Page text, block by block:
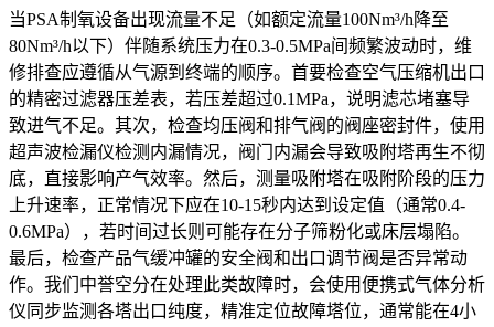
当PSA制氧设备出现流量不足（如额定流量100Nm³/h降至
80Nm³/h以下）伴随系统压力在0.3-0.5MPa间频繁波动时，维
修排查应遵循从气源到终端的顺序。首要检查空气压缩机出口
的精密过滤器压差表，若压差超过0.1MPa，说明滤芯堵塞导
致进气不足。其次，检查均压阀和排气阀的阀座密封件，使用
超声波检漏仪检测内漏情况，阀门内漏会导致吸附塔再生不彻
底，直接影响产气效率。然后，测量吸附塔在吸附阶段的压力
上升速率，正常情况下应在10-15秒内达到设定值（通常0.4-
0.6MPa），若时间过长则可能存在分子筛粉化或床层塌陷。
最后，检查产品气缓冲罐的安全阀和出口调节阀是否异常动
作。我们中誉空分在处理此类故障时，会使用便携式气体分析
仪同步监测各塔出口纯度，精准定位故障塔位，通常能在4小